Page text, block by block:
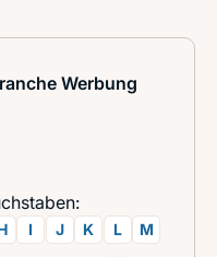
Werbung
I J K L M